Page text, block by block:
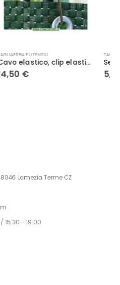
rete
TAGLIAERBA E UTENSILI
Segaccio ad arco 530 mm. con lama a dentatura stradata
5,50
Lamezia Terme CZ
15:30 - 19:00